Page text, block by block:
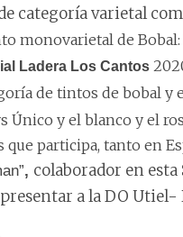
categoría varietal
monovarietal de Bobal:
Ladera Los Cantos
de tintos de bobal y
y el blanco y el
participa, tanto en
, colaborador en esta
a la DO Utiel-